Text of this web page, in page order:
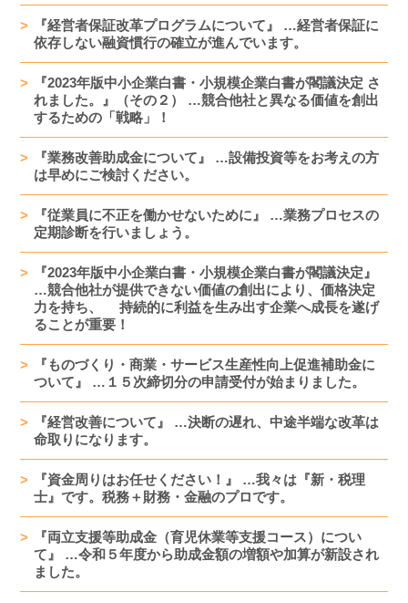
『経営者保証改革プログラムについて』 …経営者保証に
依存しない融資慣行の確立が進んでいます。
『2023年版中小企業白書・小規模企業白書が閣議決定 さ
れました。』（その２） …競合他社と異なる価値を創出
するための「戦略」！
『業務改善助成金について』 …設備投資等をお考えの方
は早めにご検討ください。
『従業員に不正を働かせないために』 …業務プロセスの
定期診断を行いましょう。
『2023年版中小企業白書・小規模企業白書が閣議決定』
…競合他社が提供できない価値の創出により、価格決定
力を持ち、 持続的に利益を生み出す企業へ成長を遂げ
ることが重要！
『ものづくり・商業・サービス生産性向上促進補助金に
ついて』 …１５次締切分の申請受付が始まりました。
『経営改善について』 …決断の遅れ、中途半端な改革は
命取りになります。
『資金周りはお任せください！』 …我々は『新・税理
士』です。税務＋財務・金融のプロです。
『両立支援等助成金（育児休業等支援コース）につい
て』 …令和５年度から助成金額の増額や加算が新設され
ました。